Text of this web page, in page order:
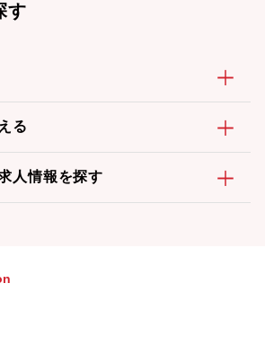
す
る
人情報を探す